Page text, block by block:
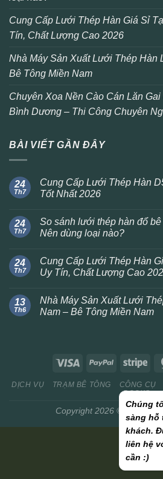
Cung Cấp Lưới Thép Hàn Giá Sỉ
Tín, Chất Lượng Cao 2026
Nhà Máy Sản Xuất Lưới Thép Hàn
Bê Tông Miền Nam
Chuyên Xoa Nền Cào Cán Lăn
Bình Dương – Thi Công Chuyên
BÀI VIẾT GẦN ĐÂY
24
Th7
Cung Cấp Lưới Thép Hàn
Tốt Nhất 2026
24
Th7
So sánh lưới thép hàn đổ
Nên dùng loại nào?
24
Th7
Cung Cấp Lưới Thép Hàn
Uy Tín, Chất Lượng Cao
13
Th6
Nhà Máy Sản Xuất Lưới
Nam – Bê Tông Miền Nam
DỊCH VỤ TRẠM BÊ TÔNG CÔNG CỤ
BOOKS
Copyright 2026 ©
Chúng
sàng hỗ
khách.
liên hệ
cần :)